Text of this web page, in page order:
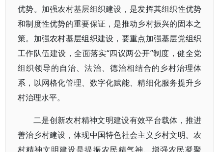
优势。加强农村基层组织建设，是发挥其组织性优势
和制度性优势的重要保证，是推动乡村振兴的固本之
策。加强农村基层组织建设，要重点加强基层党组织
工作队伍建设，全面落实“四议两公开”制度，健全党
组织领导的自治、法治、德治相结合的乡村治理体
系，以网格化管理、数字化赋能、精细化服务提升乡
村治理水平。
二是创新农村精神文明建设有效平台载体，推进
善治乡村建设，体现中国特色社会主义乡村文明。农
村精神文明建设是提振农民精气神、增强农民凝聚